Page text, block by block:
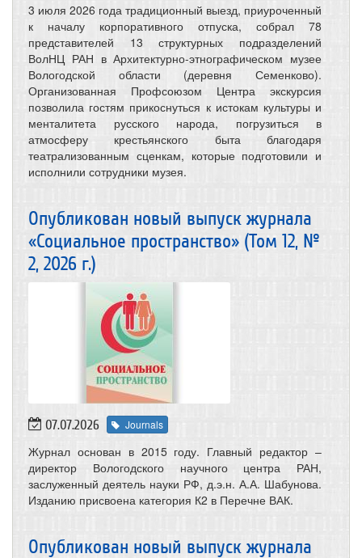
3 июля 2026 года традиционный выезд, приуроченный
к началу корпоративного отпуска, собрал 78
представителей 13 структурных подразделений
ВолНЦ РАН в Архитектурно-этнографическом музее
Вологодской области (деревня Семенково).
Организованная Профсоюзом Центра экскурсия
позволила гостям прикоснуться к истокам культуры и
менталитета русского народа, погрузиться в
атмосферу крестьянского быта благодаря
театрализованным сценкам, которые подготовили и
исполнили сотрудники музея.
Опубликован новый выпуск журнала
«Социальное пространство» (Том 12, №
2, 2026 г.)
07.07.2026 Journals
Журнал основан в 2015 году. Главный редактор –
директор Вологодского научного центра РАН,
заслуженный деятель науки РФ, д.э.н. А.А. Шабунова.
Изданию присвоена категория К2 в Перечне ВАК.
Опубликован новый выпуск журнала